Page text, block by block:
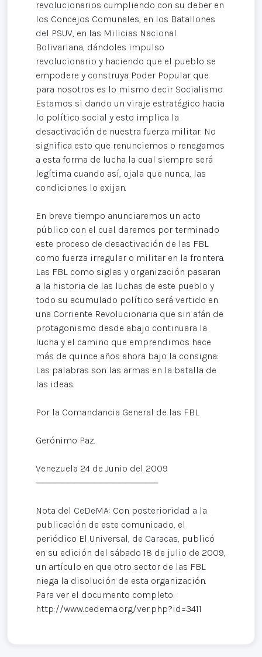
revolucionarios cumpliendo con su deber en
los Concejos Comunales, en los Batallones
del PSUV, en las Milicias Nacional
Bolivariana, dándoles impulso
revolucionario y haciendo que el pueblo se
empodere y construya Poder Popular que
para nosotros es lo mismo decir Socialismo.
Estamos si dando un viraje estratégico hacia
lo político social y esto implica la
desactivación de nuestra fuerza militar. No
significa esto que renunciemos o renegamos
a esta forma de lucha la cual siempre será
legítima cuando así, ojala que nunca, las
condiciones lo exijan.
En breve tiempo anunciaremos un acto
público con el cual daremos por terminado
este proceso de desactivación de las FBL
como fuerza irregular o militar en la frontera.
Las FBL como siglas y organización pasaran
a la historia de las luchas de este pueblo y
todo su acumulado político será vertido en
una Corriente Revolucionaria que sin afán de
protagonismo desde abajo continuara la
lucha y el camino que emprendimos hace
más de quince años ahora bajo la consigna:
Las palabras son las armas en la batalla de
las ideas.
Por la Comandancia General de las FBL
Gerónimo Paz.
Venezuela 24 de Junio del 2009
───────────────────
Nota del CeDeMA: Con posterioridad a la
publicación de este comunicado, el
periódico El Universal, de Caracas, publicó
en su edición del sábado 18 de julio de 2009,
un artículo en que otro sector de las FBL
niega la disolución de esta organización.
Para ver el documento completo:
http://www.cedema.org/ver.php?id=3411